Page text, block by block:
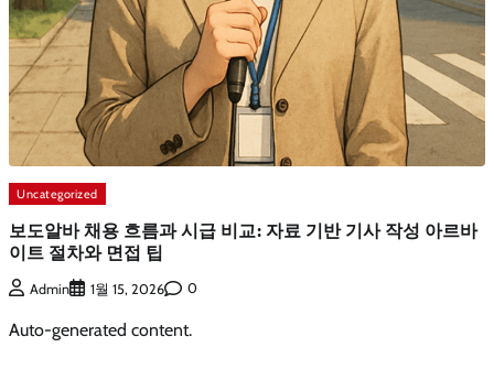
Uncategorized
보도알바 채용 흐름과 시급 비교: 자료 기반 기사 작성 아르바
이트 절차와 면접 팁
Admin 1월 15, 2026 0
Auto-generated content.